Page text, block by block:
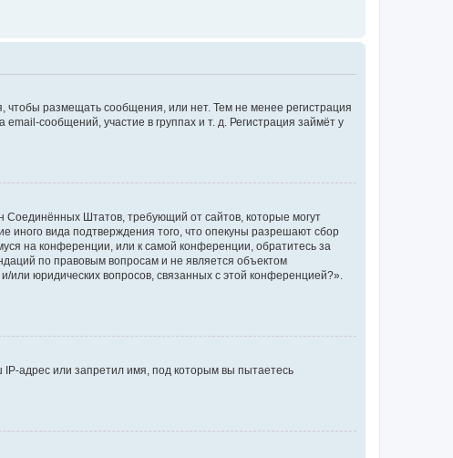
чтобы размещать сообщения, или нет. Тем не менее регистрация
сообщений, участие в группах и т. д. Регистрация займёт у
Соединённых Штатов, требующий от сайтов, которые могут
иного вида подтверждения того, что опекуны разрешают сбор
на конференции, или к самой конференции, обратитесь за
по правовым вопросам и не является объектом
или юридических вопросов, связанных с этой конференцией?».
адрес или запретил имя, под которым вы пытаетесь